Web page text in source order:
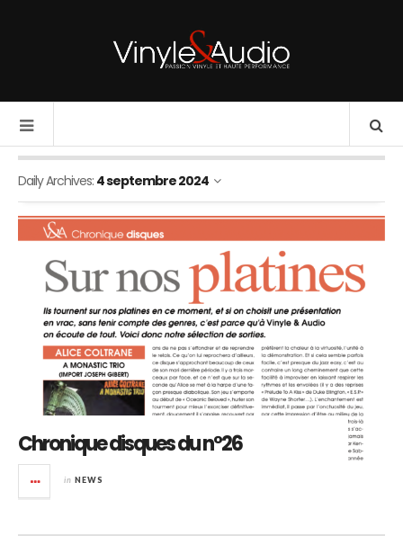
Daily Archives: 4 septembre 2024
Chronique disques du n°26
in NEWS